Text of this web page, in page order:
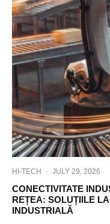
HI-TECH · JULY 29, 2026
CONECTIVITATE
REȚEA: SOLUȚIILE
INDUSTRIALĂ